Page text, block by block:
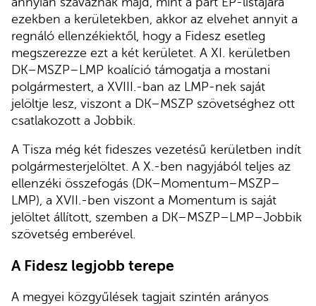
ezekben a kerületekben, akkor az elvehet annyit a
regnáló ellenzékiektől, hogy a Fidesz esetleg
megszerezze ezt a két kerületet. A XI. kerületben
DK–MSZP–LMP koalíció támogatja a mostani
polgármestert, a XVIII.-ban az LMP-nek saját
jelöltje lesz, viszont a DK–MSZP szövetséghez ott
csatlakozott a Jobbik.
A Tisza még két fideszes vezetésű kerületben indít
polgármesterjelöltet. A X.-ben nagyjából teljes az
ellenzéki összefogás (DK–Momentum–MSZP–
LMP), a XVII.-ben viszont a Momentum is saját
jelöltet állított, szemben a DK–MSZP–LMP–Jobbik
szövetség emberével.
A Fidesz legjobb terepe
A megyei közgyűlések tagjait szintén arányos